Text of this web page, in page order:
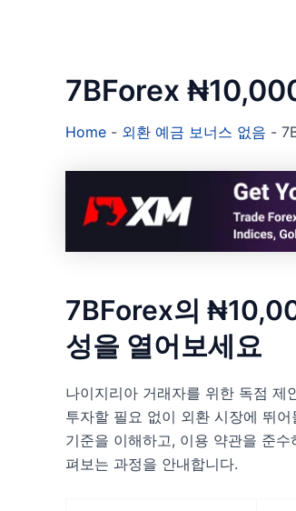
7BForex
Home - 외환 예금 보너스 없음 -
7BForex의
성을 열어보세요
나이지리아 거래자를 위한 독점
투자할 필요 없이 외환 시장에 뛰
기준을 이해하고, 이용 약관을 준
펴보는 과정을 안내합니다.